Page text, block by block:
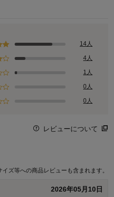
14人
4人
1人
0人
0人
レビューについて
ズ等への商品レビューも含まれます。
2026年05月10日